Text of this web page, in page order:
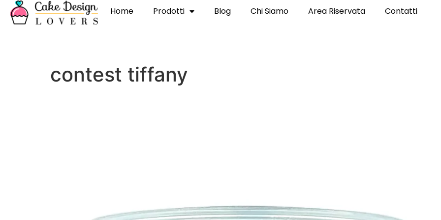
Home Prodotti Blog Chi Siamo Area Riservata Contatti
contest tiffany